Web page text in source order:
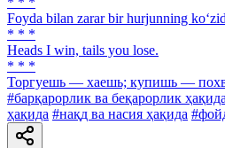
Foyda bilan zarar bir hurjunning
* * *
Heads I win, tails you lose.
* * *
Торгуешь — хаешь; купишь —
#барқарорлик ва беқарорлик ҳақида
ҳақида #нақд ва насия ҳақида